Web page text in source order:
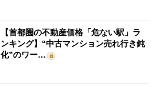
【首都圏の不動産価格「危ない駅」ラ
ンキング】“中古マンション売れ行き鈍
化”のワー…